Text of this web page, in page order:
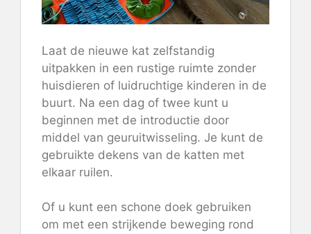
Laat de nieuwe kat zelfstandig
uitpakken in een rustige ruimte zonder
huisdieren of luidruchtige kinderen in de
buurt. Na een dag of twee kunt u
beginnen met de introductie door
middel van geuruitwisseling. Je kunt de
gebruikte dekens van de katten met
elkaar ruilen.
Of u kunt een schone doek gebruiken
om met een strijkende beweging rond